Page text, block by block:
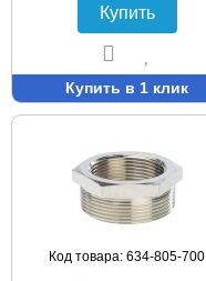
Купить
Купить в 1 клик
Код товара: 634-805-700